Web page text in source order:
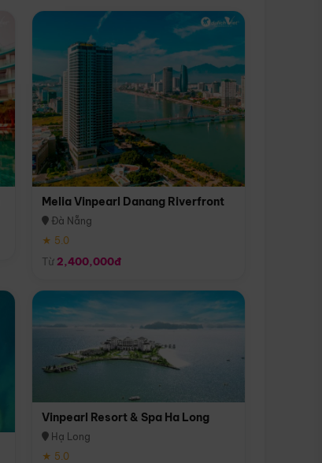
Melia Vinpearl Danang Riverfront
Đà Nẵng
★ 5.0
Từ 2,400,000đ
Vinpearl Resort & Spa Ha Long
Hạ Long
★ 5.0